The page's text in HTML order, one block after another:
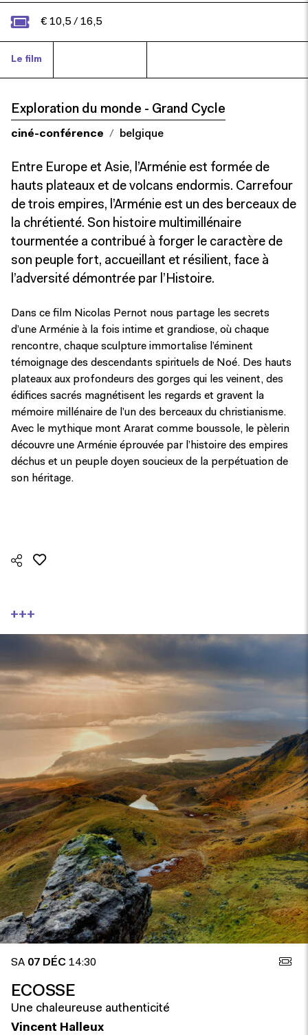
€ 10,5 / 16,5
Le film
Exploration du monde - Grand Cycle
ciné-conférence belgique
Entre Europe et Asie, l’Arménie est formée de
hauts plateaux et de volcans endormis. Carrefour
de trois empires, l’Arménie est un des berceaux de
la chrétienté. Son histoire multimillénaire
tourmentée a contribué à forger le caractère de
son peuple fort, accueillant et résilient, face à
l’adversité démontrée par l’Histoire.
Dans ce film Nicolas Pernot nous partage les secrets
d’une Arménie à la fois intime et grandiose, où chaque
rencontre, chaque sculpture immortalise l’éminent
témoignage des descendants spirituels de Noé. Des hauts
plateaux aux profondeurs des gorges qui les veinent, des
édifices sacrés magnétisent les regards et gravent la
mémoire millénaire de l’un des berceaux du christianisme.
Avec le mythique mont Ararat comme boussole, le pèlerin
découvre une Arménie éprouvée par l’histoire des empires
déchus et un peuple doyen soucieux de la perpétuation de
son héritage.
+++
SA 07 DÉC 14:30
ECOSSE
Une chaleureuse authenticité
Vincent Halleux